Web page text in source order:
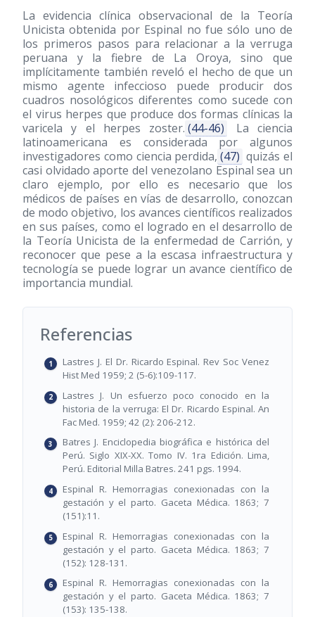
La evidencia clínica observacional de la Teoría
Unicista obtenida por Espinal no fue sólo uno de
los primeros pasos para relacionar a la verruga
peruana y la fiebre de La Oroya, sino que
implícitamente también reveló el hecho de que un
mismo agente infeccioso puede producir dos
cuadros nosológicos diferentes como sucede con
el virus herpes que produce dos formas clínicas la
varicela y el herpes zoster. (44-46)
La ciencia
latinoamericana es considerada por algunos
investigadores como ciencia perdida, (47) quizás el
casi olvidado aporte del venezolano Espinal sea un
claro ejemplo, por ello es necesario que los
médicos de países en vías de desarrollo, conozcan
de modo objetivo, los avances científicos realizados
en sus países, como el logrado en el desarrollo de
la Teoría Unicista de la enfermedad de Carrión, y
reconocer que pese a la escasa infraestructura y
tecnología se puede lograr un avance científico de
importancia mundial.
Referencias
Lastres J. El Dr. Ricardo Espinal. Rev Soc Venez
Hist Med 1959; 2 (5-6):109-117.
Lastres J. Un esfuerzo poco conocido en la
historia de la verruga: El Dr. Ricardo Espinal. An
Fac Med. 1959; 42 (2): 206-212.
Batres J. Enciclopedia biográfica e histórica del
Perú. Siglo XIX-XX. Tomo IV. 1ra Edición. Lima,
Perú. Editorial Milla Batres. 241 pgs. 1994.
Espinal R. Hemorragias conexionadas con la
gestación y el parto. Gaceta Médica. 1863; 7
(151):11.
Espinal R. Hemorragias conexionadas con la
gestación y el parto. Gaceta Médica. 1863; 7
(152): 128-131.
Espinal R. Hemorragias conexionadas con la
gestación y el parto. Gaceta Médica. 1863; 7
(153): 135-138.